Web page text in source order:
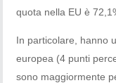
quota nella EU è
In particolare, hanno
europea (4 punti
sono maggiormente